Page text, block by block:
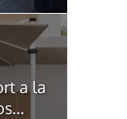
a la